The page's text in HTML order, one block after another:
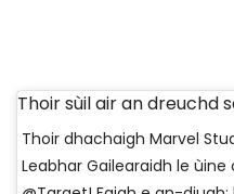
Thoir sùil air an dreuchd
Thoir dhachaigh Marvel
Leabhar Gailearaidh le